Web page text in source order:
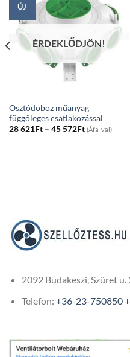
ÚJ
ÉRDEKLŐDJÖN!
Osztódoboz műanyag
függőleges csatlakozással
28 621Ft – 45 572FtPrice
range:
(Áfa-val)
2092 Budakeszi, Szüret u.
Telefon: +36-23-750850